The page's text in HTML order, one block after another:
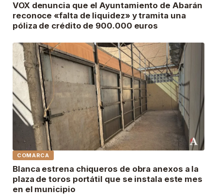
VOX denuncia que el Ayuntamiento de Abarán
reconoce «falta de liquidez» y tramita una
póliza de crédito de 900.000 euros
COMARCA
Blanca estrena chiqueros de obra anexos a la
plaza de toros portátil que se instala este mes
en el municipio